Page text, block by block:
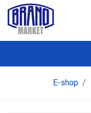
E-shop /